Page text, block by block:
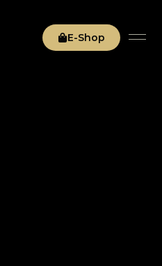
E-Shop